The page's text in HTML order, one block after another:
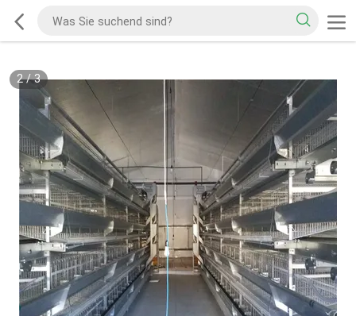
2/3